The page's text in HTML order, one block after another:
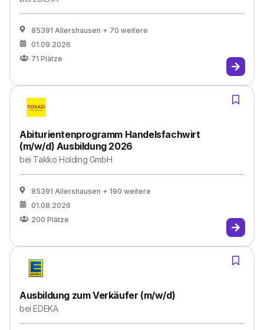
85391 Allershausen + 70 weitere
01.09.2026
71 Plätze
Abiturientenprogramm Handelsfachwirt
(m/w/d) Ausbildung 2026
bei Takko Holding GmbH
85391 Allershausen + 190 weitere
01.08.2026
200 Plätze
Ausbildung zum Verkäufer (m/w/d)
beiEDEKA